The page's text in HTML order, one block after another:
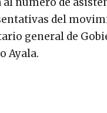
del
general de
Ayala.